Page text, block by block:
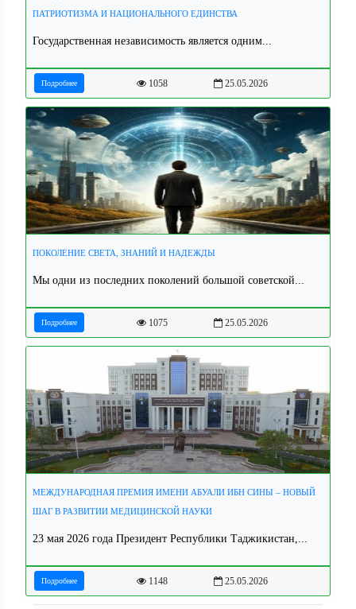
ПАТРИОТИЗМА И НАЦИОНАЛЬНОГО ЕДИНСТВА
Государственная независимость является одним...
Подробнее 1058 25.05.2026
ПОКОЛЕНИЕ СВЕТА, ЗНАНИЙ И НАДЕЖДЫ
Мы одни из последних поколений большой советской...
Подробнее 1075 25.05.2026
МЕЖДУНАРОДНАЯ ПРЕМИЯ ИМЕНИ АБУАЛИ ИБН СИНЫ – НОВЫЙ
ШАГ В РАЗВИТИИ МЕДИЦИНСКОЙ НАУКИ
23 мая 2026 года Президент Республики Таджикистан,...
Подробнее 1148 25.05.2026